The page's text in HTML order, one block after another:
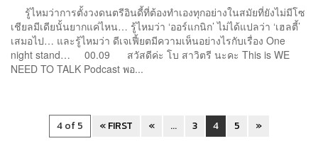
รู้ไหมว่าการตั้งวงดนตรีอินดี้ที่ต้องทำเองทุกอย่างในสมัยที่ยังไม่มีโซ
เชียลมีเดียนั้นยากแค่ไหน… รู้ไหมว่า ‘ออร์แกนิก’ ไม่ได้แปลว่า ‘เฮลตี้’
เสมอไป… และรู้ไหมว่า ดีเจเฟี้ยตมีความเห็นอย่างไรกับเรื่อง One
night stand… 00.09 สวัสดีค่ะ โบ สาวิตรี นะคะ This is WE
NEED TO TALK Podcast พอ...
4 of 5 « FIRST « ... 3 4 5 »